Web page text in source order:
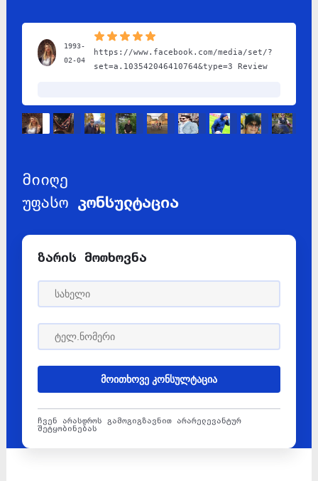
1993-
02-04
https://www.facebook.com/media/set/?
set=a.103542046410764&type=3 Review
მიიღე
უფასო კონსულტაცია
ზარის მოთხოვნა
მოითხოვე კონსულტაცია
ჩვენ არასდროს გამოგიგზავნით არარელევანტურ
შეტყობინებას